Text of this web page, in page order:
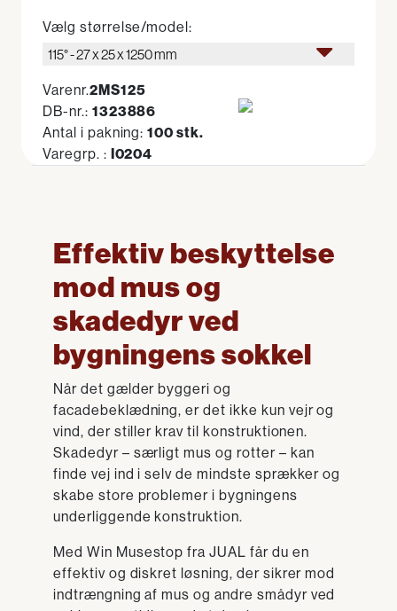
Vælg størrelse/model:
115° - 27 x 25 x 1250 mm
Varenr.2MS125
DB-nr.: 1323886
Antal i pakning:100 stk.
Varegrp. : I0204
Effektiv beskyttelse
mod mus og
skadedyr ved
bygningens sokkel
Når det gælder byggeri og
facadebeklædning, er det ikke kun vejr og
vind, der stiller krav til konstruktionen.
Skadedyr – særligt mus og rotter – kan
finde vej ind i selv de mindste sprækker og
skabe store problemer i bygningens
underliggende konstruktion.
Med Win Musestop fra JUAL får du en
effektiv og diskret løsning, der sikrer mod
indtrængning af mus og andre smådyr ved